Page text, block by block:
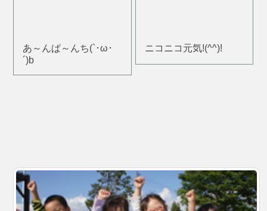
あ～んぱ～んち(`･ω･
´)b
ニコニコ元気!(^^)!